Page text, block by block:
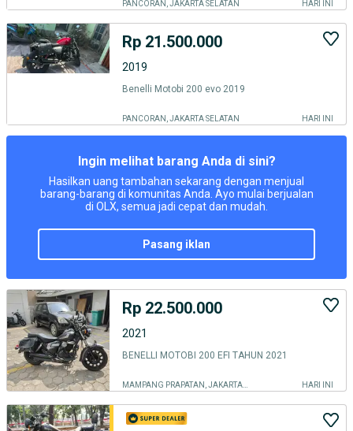
PANCORAN, JAKARTA SELATAN HARI INI
Rp 21.500.000
2019
Benelli Motobi 200 evo 2019
PANCORAN, JAKARTA SELATAN HARI INI
Ingin melihat barang Anda di sini?
Hasilkan uang tambahan sekarang dengan menjual
barang-barang di komunitas Anda. Ayo mulai berjualan
di OLX, semua jadi cepat dan mudah.
pasang iklan
Rp 22.500.000
2021
BENELLI MOTOBI 200 EFI TAHUN 2021
HARI INI